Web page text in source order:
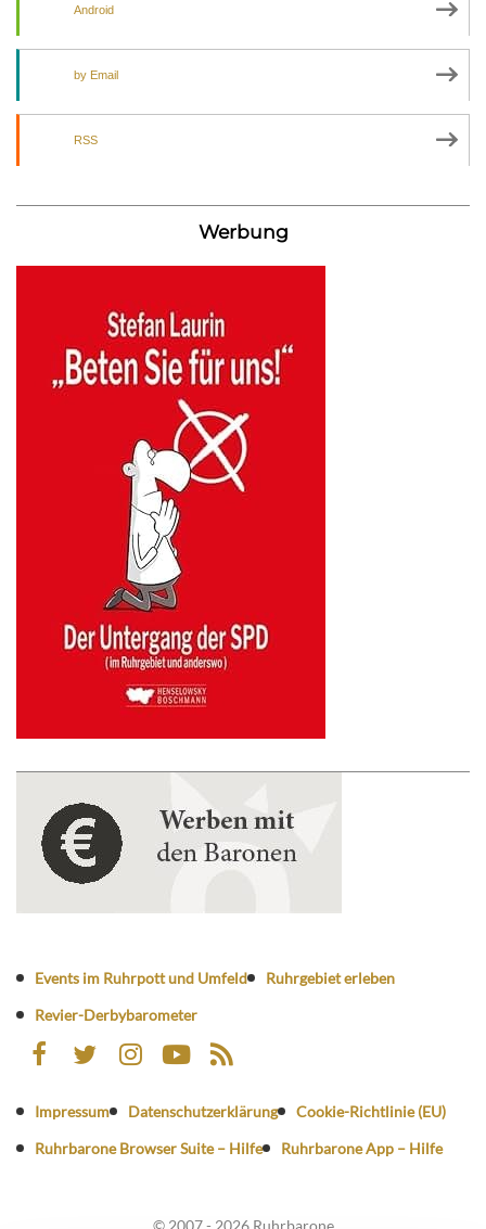
Android
by Email
RSS
Werbung
Events im Ruhrpott und Umfeld
Ruhrgebiet erleben
Revier-Derbybarometer
Impressum Datenschutzerklärung
Cookie-Richtlinie (EU)
Ruhrbarone Browser Suite – Hilfe
Ruhrbarone App – Hilfe
© 2007 - 2026 Ruhrbarone